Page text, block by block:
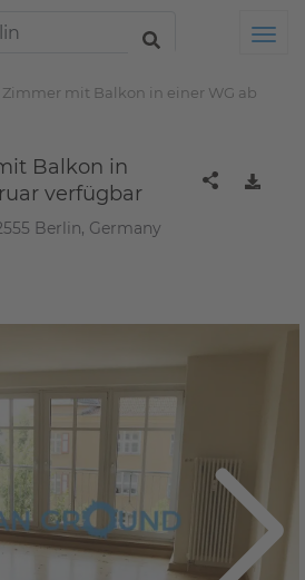
Zimmer mit Balkon in einer WG ab
Balkon in
verfügbar
Berlin, Germany